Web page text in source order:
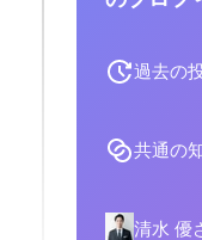
過去の
共通の
清水 優